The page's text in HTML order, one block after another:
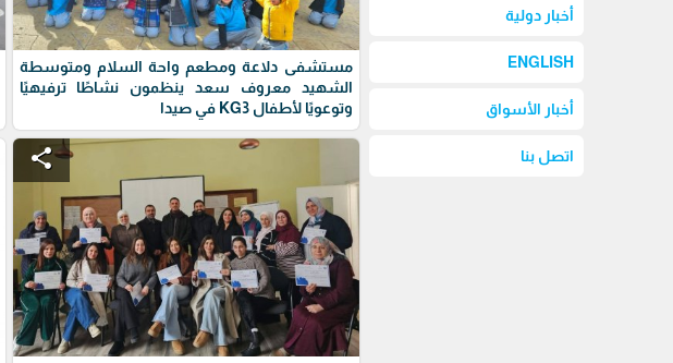
أخبار دولية
ENGLISH
أخبار الأسواق
اتصل بنا
مستشفى دلاعة ومطعم واحة السلام ومتوسطة
الشهيد معروف سعد ينظمون نشاطًا ترفيهيًا
وتوعويًا لأطفال KG3 في صيدا
share